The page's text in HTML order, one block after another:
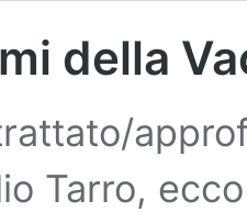
della
Tarro,